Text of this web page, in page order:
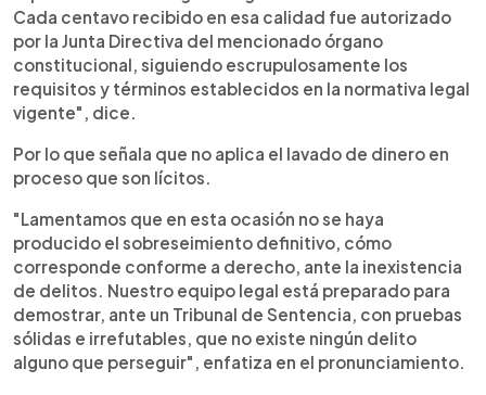
Cada centavo recibido en esa calidad fue autorizado
por la Junta Directiva del mencionado órgano
constitucional, siguiendo escrupulosamente los
requisitos y términos establecidos en la normativa legal
vigente", dice.
Por lo que señala que no aplica el lavado de dinero en
proceso que son lícitos.
"Lamentamos que en esta ocasión no se haya
producido el sobreseimiento definitivo, cómo
corresponde conforme a derecho, ante la inexistencia
de delitos. Nuestro equipo legal está preparado para
demostrar, ante un Tribunal de Sentencia, con pruebas
sólidas e irrefutables, que no existe ningún delito
alguno que perseguir", enfatiza en el pronunciamiento.